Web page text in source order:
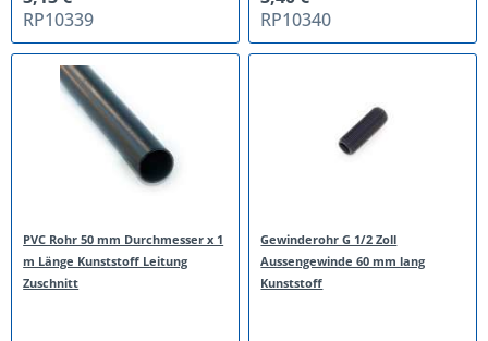
RP10339
RP10340
PVC Rohr 50 mm Durchmesser x 1
m Länge Kunststoff Leitung
Zuschnitt
Gewinderohr G 1/2 Zoll
Aussengewinde 60 mm lang
Kunststoff